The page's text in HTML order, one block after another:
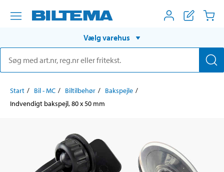
Vælg varehus
Start Bil - MC Biltilbehør
Bakspejle
Indvendigt bakspejl, 80 x 50 mm